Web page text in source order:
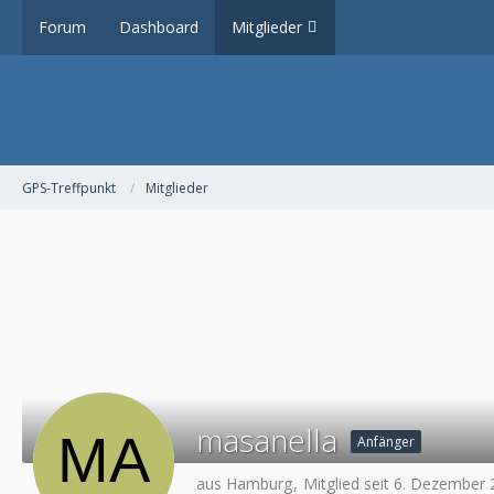
Forum Dashboard Mitglieder
GPS-Treffpunkt Mitglieder
masanella Anfänger
aus Hamburg Mitglied seit 6. Dezember